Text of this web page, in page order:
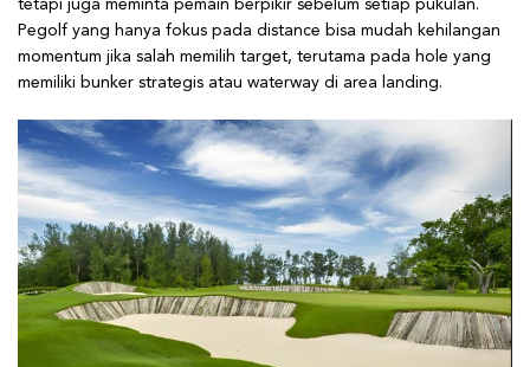
tetapi juga meminta pemain berpikir sebelum setiap pukulan.
Pegolf yang hanya fokus pada distance bisa mudah kehilangan
momentum jika salah memilih target, terutama pada hole yang
memiliki bunker strategis atau waterway di area landing.